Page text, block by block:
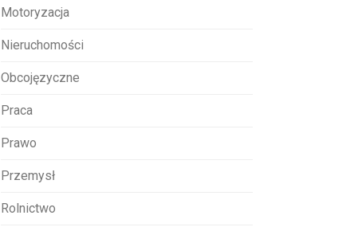
Motoryzacja
Nieruchomości
Obcojęzyczne
Praca
Prawo
Przemysł
Rolnictwo